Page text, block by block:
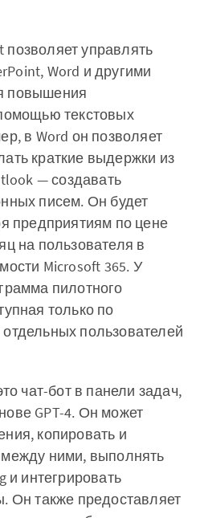
позволяет управлять
Word и другими
повышения
текстовых
в Word он позволяет
краткие выдержки из
— создавать
писем. Он будет
предприятиям по цене
на пользователя в
Microsoft 365. У
пилотного
только по
пользователей
чат-бот в панели задач,
GPT-4. Он может
копировать и
ними, выполнять
и интегрировать
Он также предоставляет